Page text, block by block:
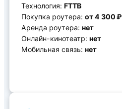
Технология: FTTB
Покупка роутера: от 4 300 ₽
Аренда роутера: нет
Онлайн-кинотеатр: нет
Мобильная связь: нет